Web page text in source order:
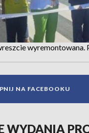
wyremontowana.
NA FACEBOOKU
WYDANIA